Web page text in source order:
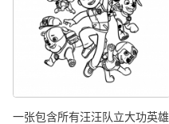
一张包含所有汪汪队立大功英雄